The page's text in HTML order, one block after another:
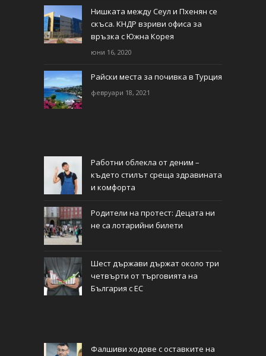
Нишката между Сеул и Пхенян се
скъса. КНДР взриви офиса за
връзка с Южна Корея
юни 16, 2020
Райски места за почивка в Турция
февруари 18, 2021
Работни облекла от деним –
където стилът среща здравината
и комфорта
Родители на протест: Децата ни
не са лотарийни билети
Шест държави държат около три
четвърти от търговията на
България с ЕС
Фалшиви ходове с оставките на